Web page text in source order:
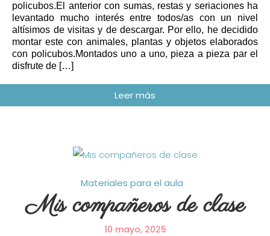
policubos.El anterior con sumas, restas y seriaciones ha
levantado mucho interés entre todos/as con un nivel
altísimos de visitas y de descargar. Por ello, he decidido
montar este con animales, plantas y objetos elaborados
con policubos.Montados uno a uno, pieza a pieza par el
disfrute de […]
Materiales para el aula
Mis compañeros de clase
10 mayo, 2025